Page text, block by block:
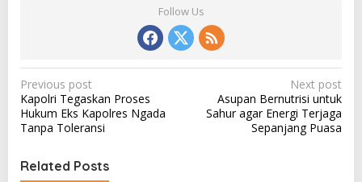
Follow Us
P
o
s
n
Previous post
Kapolri Tegaskan Proses
Hukum Eks Kapolres Ngada
Tanpa Toleransi
Next post
Asupan Bernutrisi untuk
Sahur agar Energi Terjaga
Sepanjang Puasa
Related Posts